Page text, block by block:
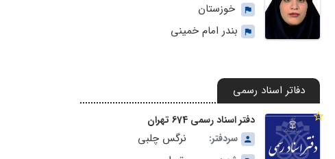
خوزستان
بندر امام خمینی
دفاتر اسناد رسمی
دفتر اسناد رسمی 674 تهران
سردفتر:
نرگس چلبی